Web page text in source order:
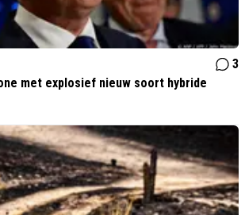
3
met explosief nieuw soort hybride